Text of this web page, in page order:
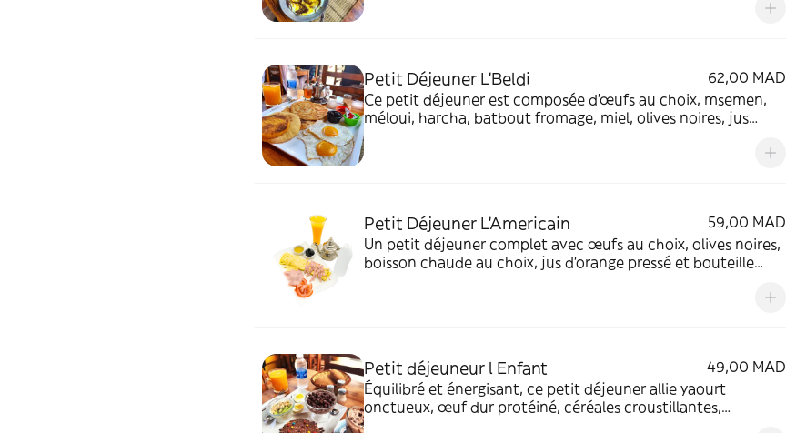
Petit Déjeuner L'Beldi
62,00 MAD
Ce petit déjeuner est composée d'œufs au choix, msemen,
méloui, harcha, batbout fromage, miel, olives noires, jus
Petit Déjeuner L'Americain
59,00 MAD
Un petit déjeuner complet avec œufs au choix, olives noires,
boisson chaude au choix, jus d'orange pressé et bouteille
Petit déjeuneur l Enfant
49,00 MAD
Équilibré et énergisant, ce petit déjeuner allie yaourt
onctueux, œuf dur protéiné, céréales croustillantes,